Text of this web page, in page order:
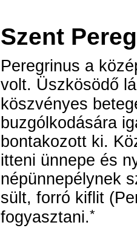
Szent
Peregrinus a
volt. Üszkösödő
köszvényes
buzgólkodására
bontakozott ki.
itteni ünnepe és
népünnepélynek
sült, forró kiflit
fogyasztani.*